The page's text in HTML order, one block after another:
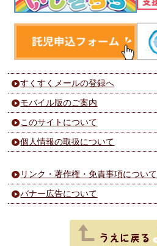
すくすくメールの登録へ
モバイル版のご案内
このサイトについて
個人情報の取扱について
リンク・著作権・免責事項について
バナー広告について